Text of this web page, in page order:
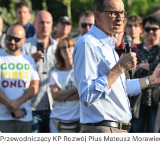
Przewodniczący KP Rozwój Plus Mateusz